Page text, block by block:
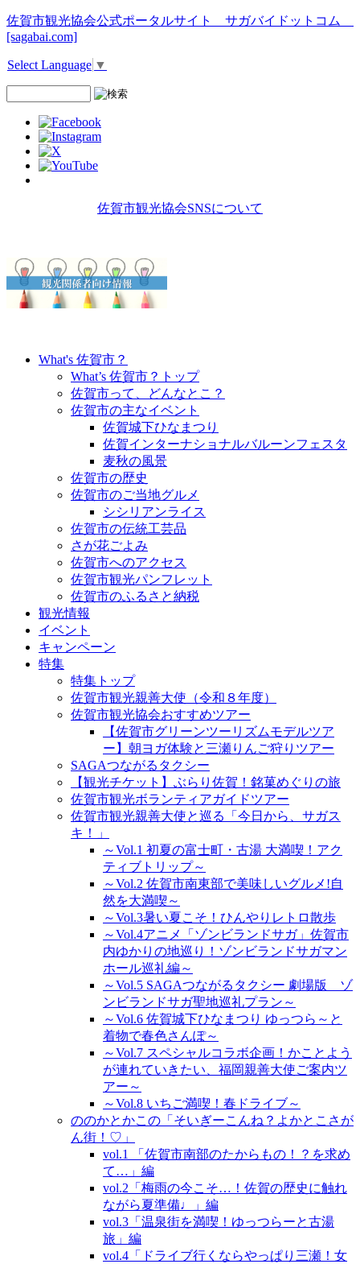
佐賀市観光協会公式ポータルサイト サガバイドットコム
[sagabai.com]
Select Language ▼
佐賀市観光協会SNSについて
What's 佐賀市？
What’s 佐賀市？トップ
佐賀市って、どんなとこ？
佐賀市の主なイベント
佐賀城下ひなまつり
佐賀インターナショナルバルーンフェスタ
麦秋の風景
佐賀市の歴史
佐賀市のご当地グルメ
シシリアンライス
佐賀市の伝統工芸品
さが花ごよみ
佐賀市へのアクセス
佐賀市観光パンフレット
佐賀市のふるさと納税
観光情報
イベント
キャンペーン
特集
特集トップ
佐賀市観光親善大使（令和８年度）
佐賀市観光協会おすすめツアー
【佐賀市グリーンツーリズムモデルツア
ー】朝ヨガ体験と三瀬りんご狩りツアー
SAGAつながるタクシー
【観光チケット】ぶらり佐賀！銘菓めぐりの旅
佐賀市観光ボランティアガイドツアー
佐賀市観光親善大使と巡る「今日から、サガス
キ！」
～Vol.1 初夏の富士町・古湯 大満喫！アク
ティブトリップ～
～Vol.2 佐賀市南東部で美味しいグルメ!自
然を大満喫～
～Vol.3暑い夏こそ！ひんやりレトロ散歩
～Vol.4アニメ「ゾンビランドサガ」佐賀市
内ゆかりの地巡り！ゾンビランドサガマン
ホール巡礼編～
～Vol.5 SAGAつながるタクシー 劇場版 ゾ
ンビランドサガ聖地巡礼プラン～
～Vol.6 佐賀城下ひなまつり ゆっつら～と
着物で春色さんぽ～
～Vol.7 スペシャルコラボ企画！かことよう
が連れていきたい、福岡親善大使ご案内ツ
アー～
～Vol.8 いちご満喫！春ドライブ～
ののかとかこの「そいぎーこんね？よかとこさが
ん街！♡」
vol.1 「佐賀市南部のたからもの！？を求め
て…」編
vol.2「梅雨の今こそ…！佐賀の歴史に触れ
ながら夏準備♩」編
vol.3「温泉街を満喫！ゆっつらーと古湯
旅」編
vol.4「ドライブ行くならやっぱり三瀬！女